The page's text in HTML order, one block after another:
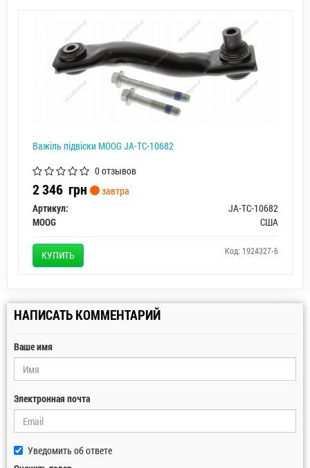
Важіль підвіски MOOG JA-TC-10682
0 отзывов
2 346 грн
завтра
Артикул:
JA-TC-10682
MOOG
США
КУПИТЬ Код: 1924327-6
НАПИСАТЬ КОММЕНТАРИЙ
Ваше имя
Электронная почта
Уведомить об ответе